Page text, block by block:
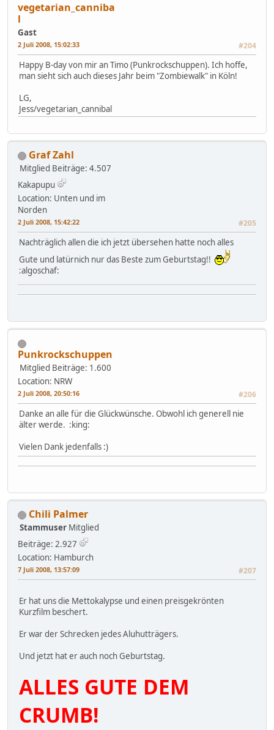
vegetarian_canniba
l
Gast
2 Juli 2008, 15:02:33 #204
Happy B-day von mir an Timo (Punkrockschuppen). Ich hoffe,
man sieht sich auch dieses Jahr beim "Zombiewalk" in Köln!
LG,
Jess/vegetarian_cannibal
Graf Zahl
Mitglied Beiträge: 4.507
Kakapupu
Location: Unten und im
Norden
2 Juli 2008, 15:42:22 #205
Nachträglich allen die ich jetzt übersehen hatte noch alles
Gute und latürnich nur das Beste zum Geburtstag!!
:algoschaf:
Punkrockschuppen
Mitglied Beiträge: 1.600
Location: NRW
2 Juli 2008, 20:50:16 #206
Danke an alle für die Glückwünsche. Obwohl ich generell nie
älter werde. :king:
Vielen Dank jedenfalls :)
Chili Palmer
Stammuser Mitglied
Beiträge: 2.927
Location: Hamburch
7 Juli 2008, 13:57:09 #207
Er hat uns die Mettokalypse und einen preisgekrönten
Kurzfilm beschert.
Er war der Schrecken jedes Aluhutträgers.
Und jetzt hat er auch noch Geburtstag.
ALLES GUTE DEM
CRUMB!